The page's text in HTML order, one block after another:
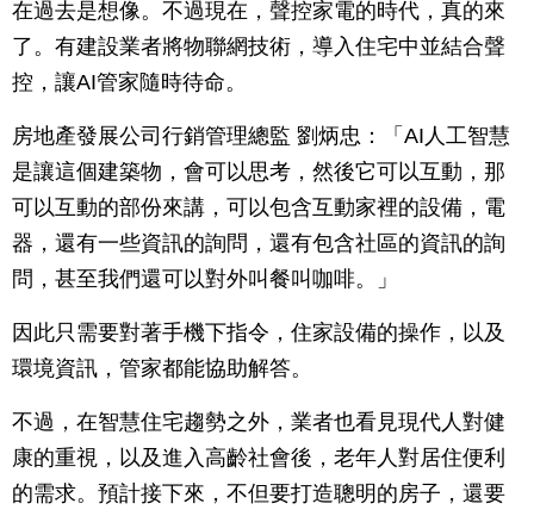
在過去是想像。不過現在，聲控家電的時代，真的來
了。有建設業者將物聯網技術，導入住宅中並結合聲
控，讓AI管家隨時待命。
房地產發展公司行銷管理總監 劉炳忠：「AI人工智慧
是讓這個建築物，會可以思考，然後它可以互動，那
可以互動的部份來講，可以包含互動家裡的設備，電
器，還有一些資訊的詢問，還有包含社區的資訊的詢
問，甚至我們還可以對外叫餐叫咖啡。」
因此只需要對著手機下指令，住家設備的操作，以及
環境資訊，管家都能協助解答。
不過，在智慧住宅趨勢之外，業者也看見現代人對健
康的重視，以及進入高齡社會後，老年人對居住便利
的需求。預計接下來，不但要打造聰明的房子，還要